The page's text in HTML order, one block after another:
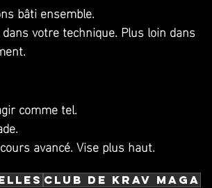
bâti ensemble.
votre technique. Plus loin dans
comme tel.
avancé. Vise plus haut.
club de krav maga